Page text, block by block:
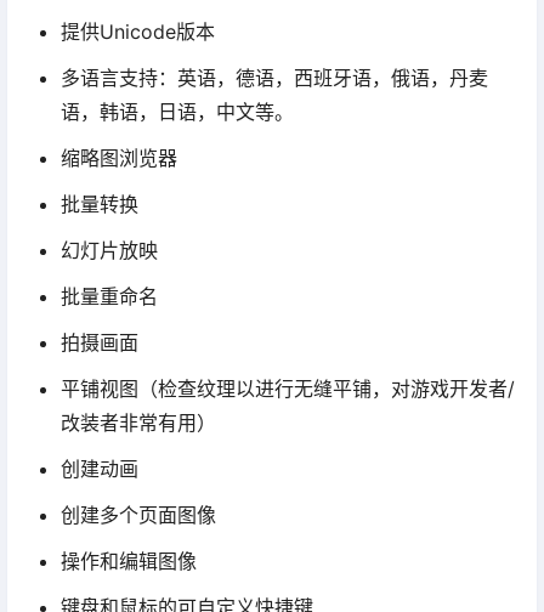
提供Unicode版本
多语言支持：英语，德语，西班牙语，俄语，丹麦
语，韩语，日语，中文等。
缩略图浏览器
批量转换
幻灯片放映
批量重命名
拍摄画面
平铺视图（检查纹理以进行无缝平铺，对游戏开发者/
改装者非常有用）
创建动画
创建多个页面图像
操作和编辑图像